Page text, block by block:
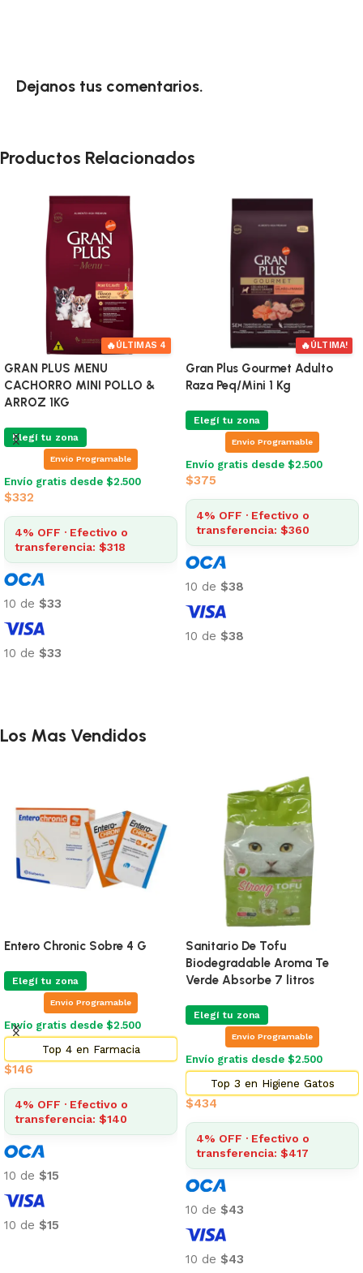
Dejanos tus comentarios.
Productos Relacionados
🔥 ÚLTIMAS 2
Sobre Gran Plus Perro Carne
Adulto 100 Gr
Envio Programable
Envío gratis desde $2.500
$63
4% OFF · Efectivo o
transferencia: $61
10 de
10 de
Añadir al carrito
🔥
Sobre Gran Plus Perro
Adulto100 Gr
Elegí tu zona
Envio Programable
Envío gratis desde $2.500
$63
4% OFF · Efectivo o
transferencia: $61
10 de$6
10 de$6
Los Mas Vendidos
Entero Chronic Sobre 4 G
Elegí tu zona
Envio Programable
Envío gratis desde $2.500
Top 4 en Farmacia
$146
4% OFF · Efectivo o
transferencia: $140
10 de $15
10 de $15
Sanitario De Tofu
Biodegradable Aroma Te
Verde Absorbe 7 litros
Elegí tu zona
Envio Programable
Envío gratis desde $2.500
Top 3 en Higiene Gatos
$434
4% OFF · Efectivo o
transferencia: $417
10 de $43
10 de $43